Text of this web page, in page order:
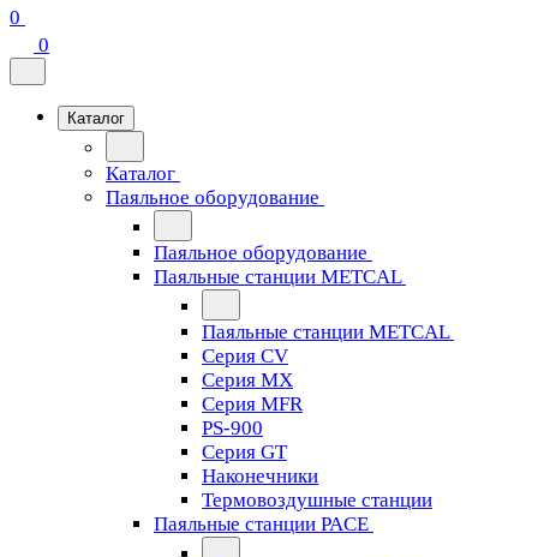
0
0
Каталог
Каталог
Паяльное оборудование
Паяльное оборудование
Паяльные станции METCAL
Паяльные станции METCAL
Серия CV
Серия MX
Серия MFR
PS-900
Серия GT
Наконечники
Термовоздушные станции
Паяльные станции PACE